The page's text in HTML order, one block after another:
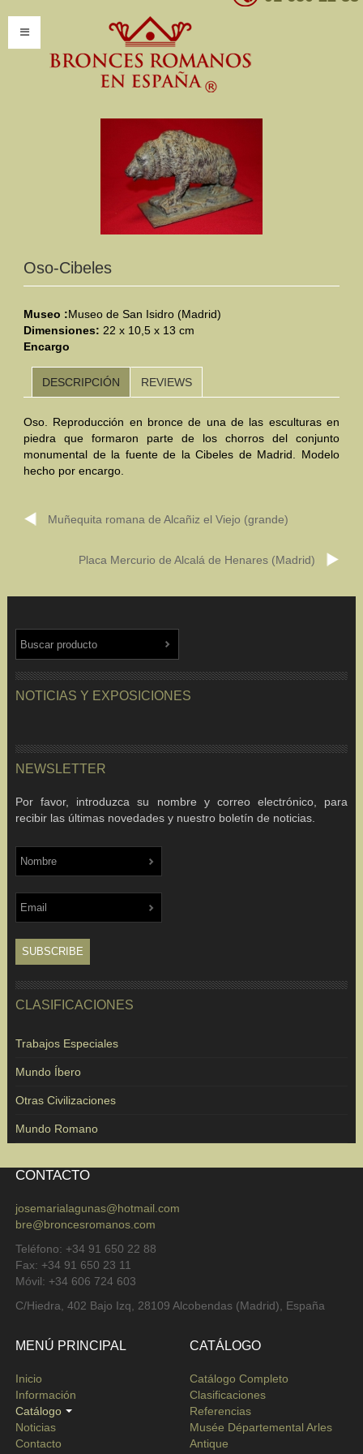
INFORMACIÓN
Introducción
Presentación
Modelos por encargo
CATÁLOGO
Clasificaciones
Mundo Íbero
Otras Civilizaciones
Trabajos Especiales
Musée Départemental Arlés Antique. Arlés (Francia)
CONTACTO PRESUPUESTO
BUSCAR
Oso-Cibeles
Museo :Museo de San Isidro (Madrid)
Dimensiones: 22 x 10,5 x 13 cm
Encargo
DESCRIPCIÓN REVIEWS
Oso. Reproducción en bronce de una de las esculturas en
piedra que formaron parte de los chorros del conjunto
monumental de la fuente de la Cibeles de Madrid. Modelo
hecho por encargo.
Muñequita romana de Alcañiz el Viejo (grande)
Placa Mercurio de Alcalá de Henares (Madrid)
NOTICIAS Y EXPOSICIONES
NEWSLETTER
Por favor, introduzca su nombre y correo electrónico, para
recibir las últimas novedades y nuestro boletín de noticias.
CLASIFICACIONES
Trabajos Especiales
Mundo Íbero
Otras Civilizaciones
Mundo Romano
CONTACTO
josemarialagunas@hotmail.com
bre@broncesromanos.com
Teléfono: +34 91 650 22 88
Fax: +34 91 650 23 11
Móvil: +34 606 724 603
C/Hiedra, 402 Bajo Izq, 28109 Alcobendas (Madrid), España
MENÚ PRINCIPAL
Inicio
Información
Catálogo
Noticias
Contacto
CATÁLOGO
Catálogo Completo
Clasificaciones
Referencias
Musée Départemental Arles
Antique